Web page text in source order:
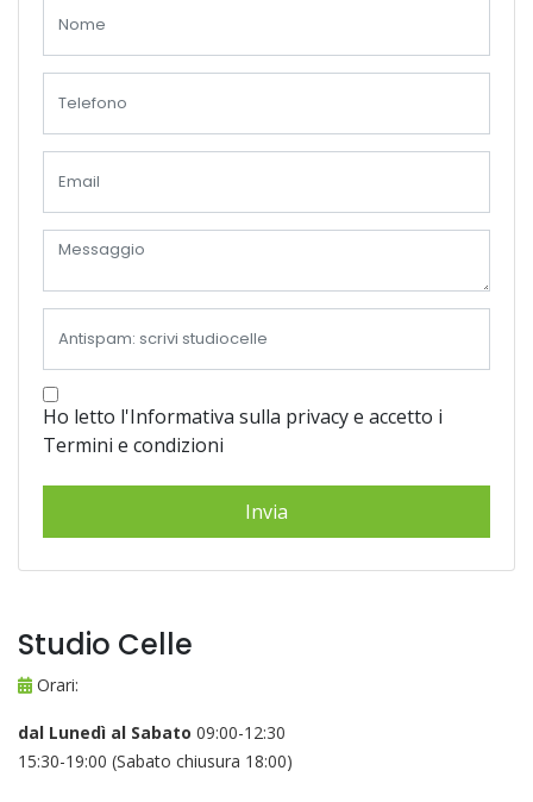
Ho letto l'Informativa sulla privacy e accetto i
Termini e condizioni
Studio Celle
Orari:
dal Lunedì al Sabato 09:00-12:30
15:30-19:00 (Sabato chiusura 18:00)